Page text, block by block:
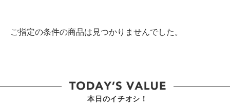
ご指定の条件の商品は見つかりませんでした。
本日のイチオシ！